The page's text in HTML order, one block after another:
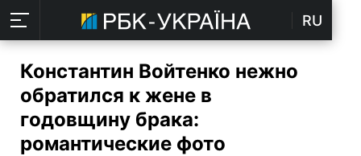
RU
Константин Войтенко нежно
обратился к жене в
годовщину брака:
романтические фото